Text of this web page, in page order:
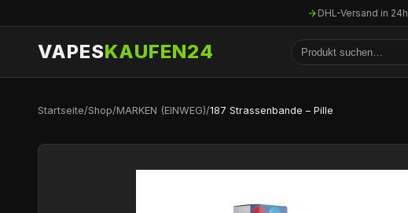
DHL-Versand in 24h
VAPESKAUFEN24
Startseite/Shop/MARKEN (EINWEG)/187 Strassenbande – Pille